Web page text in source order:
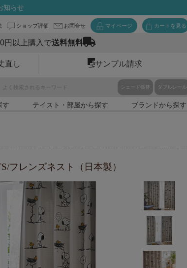
知らせ
ショップ評価 お問合せ マイページ カートを見る
円以上購入で送料無料
直し サンプル請求
よく検索されるキーワード シェード張替 ダブルレール
す テイスト・部屋から探す ブランドから探す
フレンズネスト（日本製）